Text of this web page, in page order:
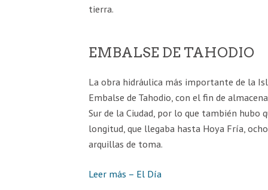
tierra.
EMBALSE DE TAHODIO
La obra hidráulica más importante de la
Embalse de Tahodio, con el fin de
Sur de la Ciudad, por lo que también
longitud, que llegaba hasta Hoya Fría,
arquillas de toma.
Leer más – El Día